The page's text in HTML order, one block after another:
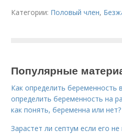
Категории: Половый член,
Популярные
Как определить
определить беременность на
как понять, беременна или нет?
Зарастет ли септум если его